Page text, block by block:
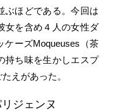
ぶほどである。今回は
女を含め４人の女性ダ
ケーズMoqueuses（茶
持ち味を生かしエスプ
えがあった。
ジェンヌ